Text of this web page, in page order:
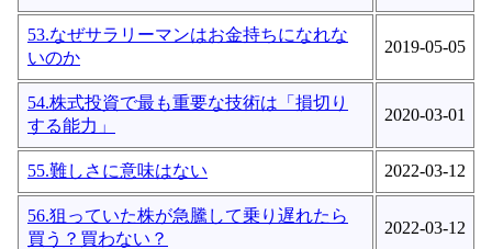
53.なぜサラリーマンはお金持ちになれな
いのか
2019-05-05
54.株式投資で最も重要な技術は「損切り
する能力」
2020-03-01
55.難しさに意味はない 2022-03-12
56.狙っていた株が急騰して乗り遅れたら
買う？買わない？
2022-03-12